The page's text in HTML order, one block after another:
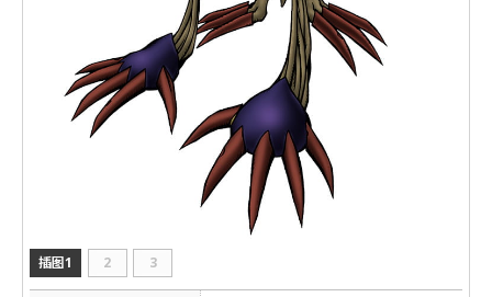
插图1 2 3